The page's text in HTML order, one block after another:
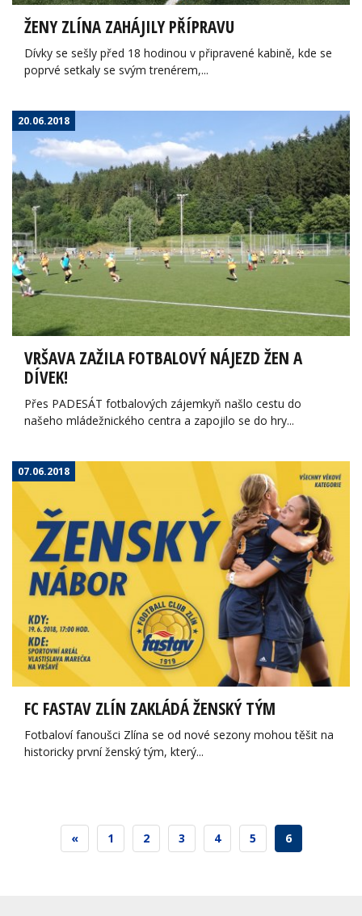
ŽENY ZLÍNA ZAHÁJILY PŘÍPRAVU
Dívky se sešly před 18 hodinou v připravené kabině, kde se
poprvé setkaly se svým trenérem,...
VRŠAVA ZAŽILA FOTBALOVÝ NÁJEZD ŽEN A
DÍVEK!
20.06.2018
Přes PADESÁT fotbalových zájemkyň našlo cestu do
našeho mládežnického centra a zapojilo se do hry...
FC FASTAV ZLÍN ZAKLÁDÁ ŽENSKÝ TÝM
07.06.2018
Fotbaloví fanoušci Zlína se od nové sezony mohou těšit na
historicky první ženský tým, který...
« 1 2 3 4 5 6